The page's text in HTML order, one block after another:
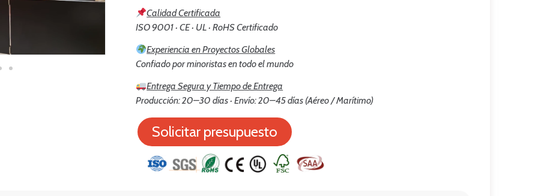
Calidad Certificada
ISO 9001 · CE · UL · RoHS Certificado
Experiencia en Proyectos Globales
Confiado por minoristas en todo el mundo
Entrega Segura y Tiempo de Entrega
Producción: 20–30 días · Envío: 20–45 días (Aéreo / Marítimo)
Solicitar presupuesto